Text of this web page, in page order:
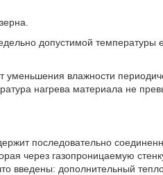
допустимой температуры
влажности
нагрева материала не
последовательно
через газопроницаемую
введены: дополнительный